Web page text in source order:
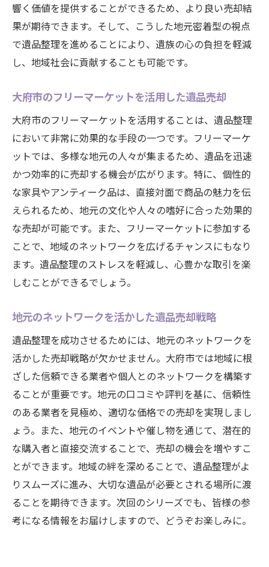
響く価値を提供することができるため、より良い売却結
果が期待できます。そして、こうした地元密着型の視点
で遺品整理を進めることにより、遺族の心の負担を軽減
し、地域社会に貢献することも可能です。
大府市のフリーマーケットを活用した遺品売却
大府市のフリーマーケットを活用することは、遺品整理
において非常に効果的な手段の一つです。フリーマーケ
ットでは、多様な地元の人々が集まるため、遺品を迅速
かつ効率的に売却する機会が広がります。特に、個性的
な家具やアンティーク品は、直接対面で商品の魅力を伝
えられるため、地元の文化や人々の嗜好に合った効果的
な売却が可能です。また、フリーマーケットに参加する
ことで、地域のネットワークを広げるチャンスにもなり
ます。遺品整理のストレスを軽減し、心豊かな取引を楽
しむことができるでしょう。
地元のネットワークを活かした遺品売却戦略
遺品整理を成功させるためには、地元のネットワークを
活かした売却戦略が欠かせません。大府市では地域に根
ざした信頼できる業者や個人とのネットワークを構築す
ることが重要です。地元の口コミや評判を基に、信頼性
のある業者を見極め、適切な価格での売却を実現しまし
ょう。また、地元のイベントや催し物を通じて、潜在的
な購入者と直接交流することで、売却の機会を増やすこ
とができます。地域の絆を深めることで、遺品整理がよ
りスムーズに進み、大切な遺品が必要とされる場所に渡
ることを期待できます。次回のシリーズでも、皆様の参
考になる情報をお届けしますので、どうぞお楽しみに。